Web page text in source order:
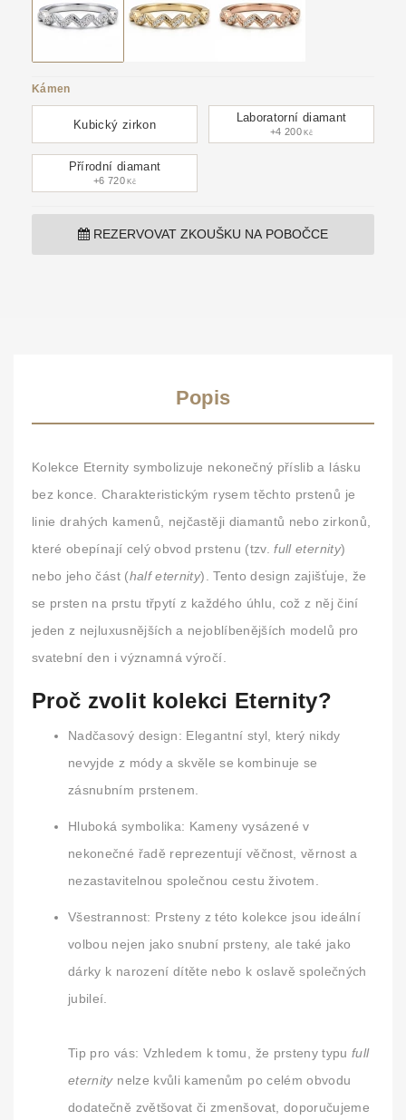
Kámen
Kubický zirkon Laboratorní diamant
+4 200 Kč
Přírodní diamant
+6 720 Kč
REZERVOVAT ZKOUŠKU NA POBOČCE
Popis
Kolekce Eternity symbolizuje nekonečný příslib a lásku
bez konce. Charakteristickým rysem těchto prstenů je
linie drahých kamenů, nejčastěji diamantů nebo zirkonů,
které obepínají celý obvod prstenu (tzv.full eternity)
nebo jeho část (half eternity). Tento design zajišťuje, že
se prsten na prstu třpytí z každého úhlu, což z něj činí
jeden z nejluxusnějších a nejoblíbenějších modelů pro
svatební den i významná výročí.
Proč zvolit kolekci Eternity?
Nadčasový design: Elegantní styl, který nikdy
nevyjde z módy a skvěle se kombinuje se
zásnubním prstenem.
Hluboká symbolika: Kameny vysázené v
nekonečné řadě reprezentují věčnost, věrnost a
nezastavitelnou společnou cestu životem.
Všestrannost: Prsteny z této kolekce jsou ideální
volbou nejen jako snubní prsteny, ale také jako
dárky k narození dítěte nebo k oslavě společných
jubileí.
Tip pro vás: Vzhledem k tomu, že prsteny typufull
eternitynelze kvůli kamenům po celém obvodu
dodatečně zvětšovat či zmenšovat, doporučujeme